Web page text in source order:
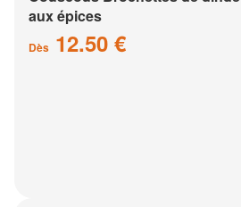
aux épices
Dès 12.50 €